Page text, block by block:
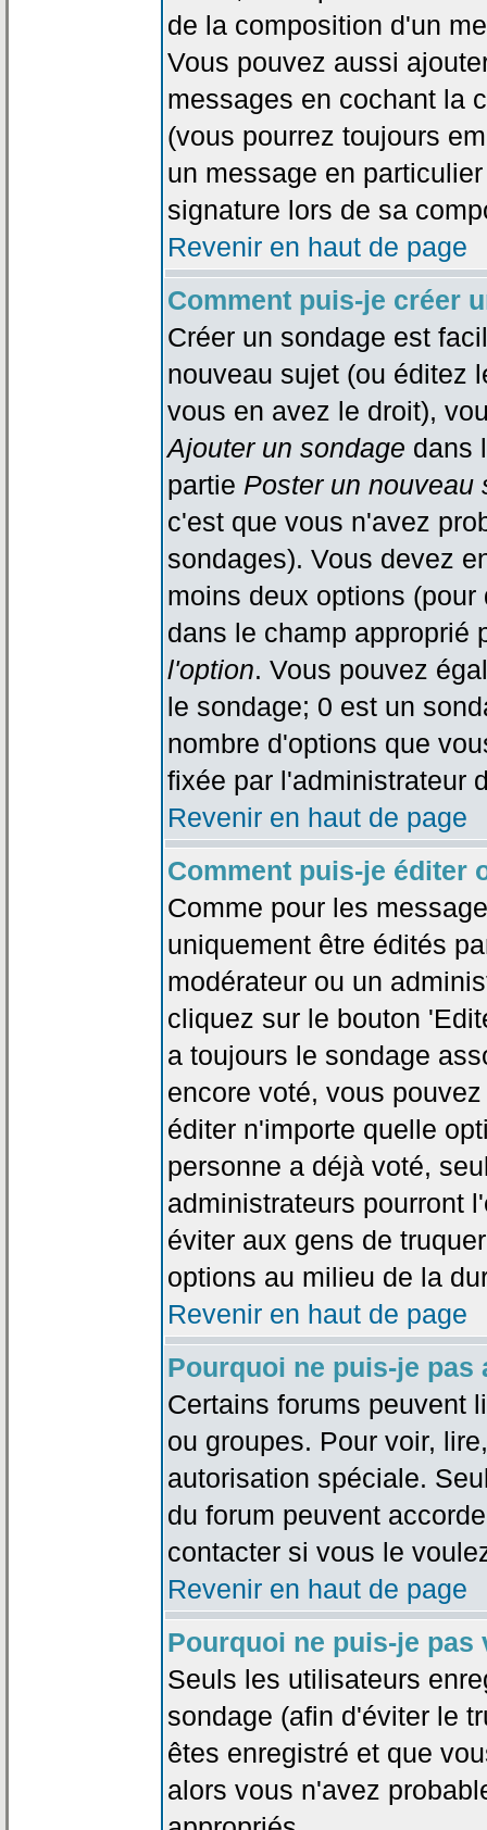
de la composition d'un
Vous pouvez aussi
messages en cochant la
(vous pourrez toujours
un message en
signature lors de sa
Revenir en haut de page
Comment puis-je créer
Créer un sondage est
nouveau sujet (ou éditez
vous en avez le droit),
Ajouter un sondage dans
partie Poster un nouveau
c'est que vous n'avez
sondages). Vous devez
moins deux options
dans le champ
l'option. Vous pouvez
le sondage; 0 est un
nombre d'options que
fixée par l'administrateur
Revenir en haut de page
Comment puis-je éditer
Comme pour les
uniquement être édités
modérateur ou un
cliquez sur le bouton
a toujours le sondage
encore voté, vous
éditer n'importe quelle
personne a déjà voté,
administrateurs pourront
éviter aux gens de
options au milieu de la
Revenir en haut de page
Pourquoi ne puis-je pas
Certains forums peuvent
ou groupes. Pour voir,
autorisation spéciale.
du forum peuvent
contacter si vous le
Revenir en haut de page
Pourquoi ne puis-je pas
Seuls les utilisateurs
sondage (afin d'éviter le
êtes enregistré et que
alors vous n'avez